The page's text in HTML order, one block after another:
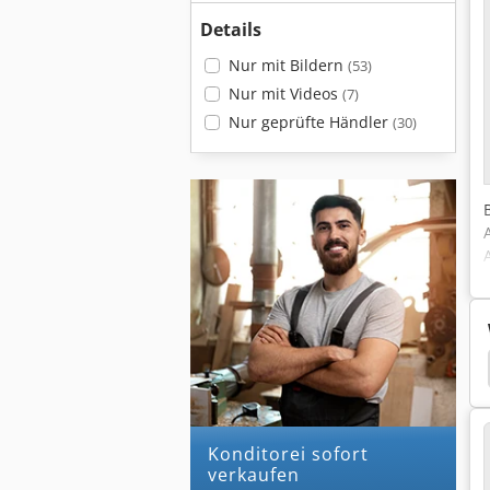
Details
Nur mit Bildern (53)
Nur mit Videos (7)
Nur geprüfte Händler (30)
konditorei sofort
verkaufen
Hobart Uw 105 Hobart Ucx